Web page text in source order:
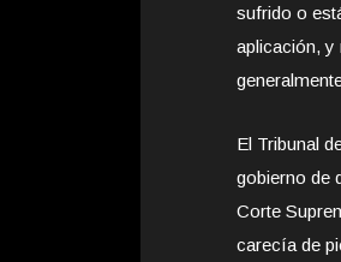
sufrido o
aplicación, y
El Tribunal
gobierno de
Corte
carecía de